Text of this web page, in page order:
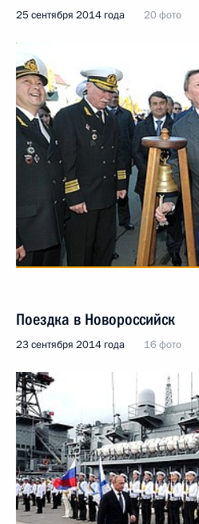
25 сентября 2014 года 20 фото
Поездка в Новороссийск
23 сентября 2014 года 16 фото